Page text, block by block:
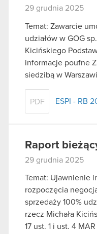
29 grudnia 2025
Temat: Zawarcie
udziałów w GOG
Kicińskiego
informacje poufne
siedzibą w
PDF ESPI - RB
Raport
29 grudnia 2025
Temat: Ujawnienie
rozpoczęcia
sprzedaży 100%
rzecz Michała
17 ust. 1 i ust. 4